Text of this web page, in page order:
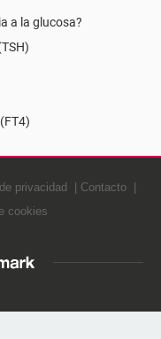
a la glucosa?
privacidad
Contacto
cookies